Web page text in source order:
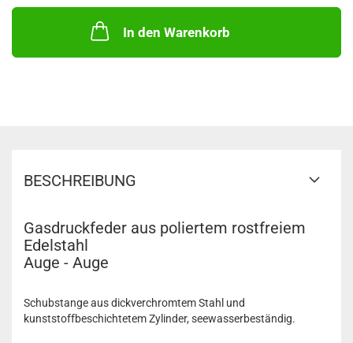
Verlängerungsplättchen
In den Warenkorb
BESCHREIBUNG
Gasdruckfeder aus poliertem rostfreiem
Edelstahl
Auge - Auge
Schubstange aus dickverchromtem Stahl und
kunststoffbeschichtetem Zylinder, seewasserbeständig.